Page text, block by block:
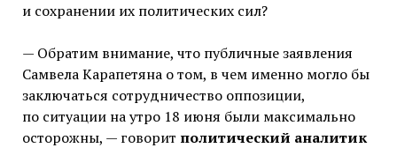
и сохранении их политических сил?
— Обратим внимание, что публичные заявления
Самвела Карапетяна о том, в чем именно могло бы
заключаться сотрудничество оппозиции,
по ситуации на утро 18 июня были максимально
осторожны, — говорит политический аналитик